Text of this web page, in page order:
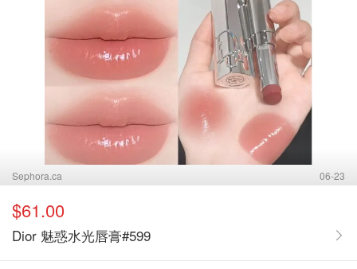
Sephora.ca 06-23
$61.00
Dior 魅惑水光唇膏#599